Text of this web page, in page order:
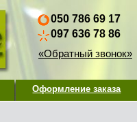
050 786 69 17
097 636 78 86
«Обратный звонок»
Оформление заказа